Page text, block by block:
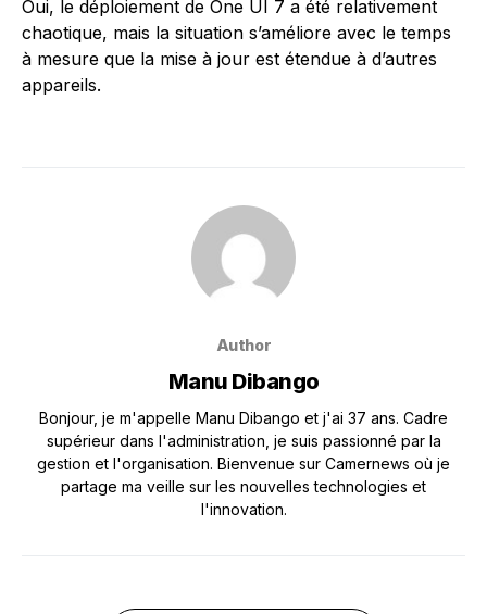
Oui, le déploiement de One UI 7 a été relativement
chaotique, mais la situation s’améliore avec le temps
à mesure que la mise à jour est étendue à d’autres
appareils.
Author
Manu Dibango
Bonjour, je m'appelle Manu Dibango et j'ai 37 ans. Cadre
supérieur dans l'administration, je suis passionné par la
gestion et l'organisation. Bienvenue sur Camernews où je
partage ma veille sur les nouvelles technologies et
l'innovation.